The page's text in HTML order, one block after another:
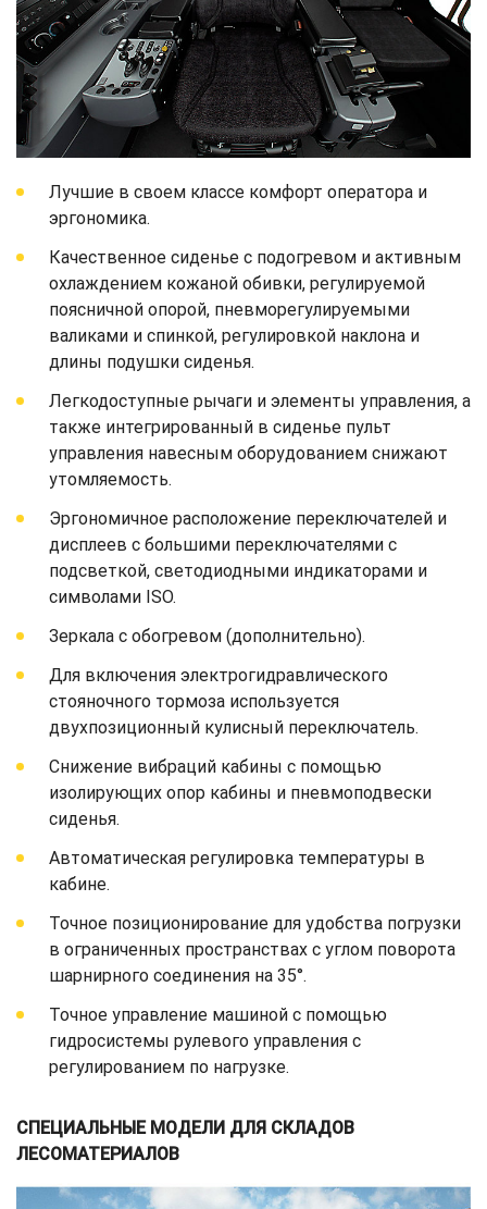
Лучшие в своем классе комфорт оператора и
эргономика.
Качественное сиденье с подогревом и активным
охлаждением кожаной обивки, регулируемой
поясничной опорой, пневморегулируемыми
валиками и спинкой, регулировкой наклона и
длины подушки сиденья.
Легкодоступные рычаги и элементы управления, а
также интегрированный в сиденье пульт
управления навесным оборудованием снижают
утомляемость.
Эргономичное расположение переключателей и
дисплеев с большими переключателями с
подсветкой, светодиодными индикаторами и
символами ISO.
Зеркала с обогревом (дополнительно).
Для включения электрогидравлического
стояночного тормоза используется
двухпозиционный кулисный переключатель.
Снижение вибраций кабины с помощью
изолирующих опор кабины и пневмоподвески
сиденья.
Автоматическая регулировка температуры в
кабине.
Точное позиционирование для удобства погрузки
в ограниченных пространствах с углом поворота
шарнирного соединения на 35°.
Точное управление машиной с помощью
гидросистемы рулевого управления с
регулированием по нагрузке.
СПЕЦИАЛЬНЫЕ МОДЕЛИ ДЛЯ СКЛАДОВ
ЛЕСОМАТЕРИАЛОВ